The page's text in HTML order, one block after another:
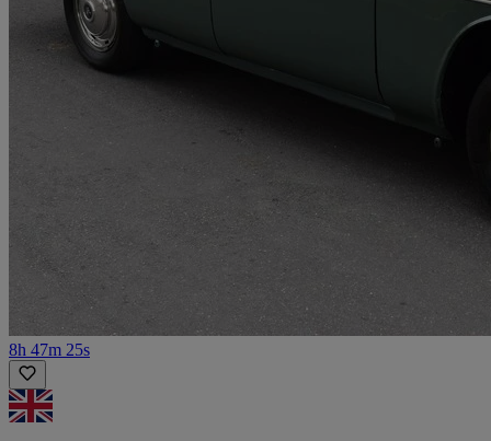
8h 47m 25s